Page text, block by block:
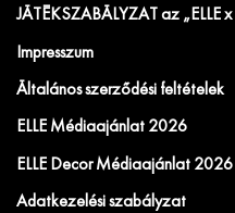
JÁTÉKSZABÁLYZAT az „ELLE
Impresszum
Általános szerződési feltételek
ELLE Médiaajánlat 2026
ELLE Decor Médiaajánlat 2026
Adatkezelési szabályzat